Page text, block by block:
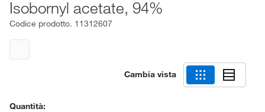
Isobornyl acetate, 94%
Codice prodotto. 11312607
Cambia vista
Quantità: